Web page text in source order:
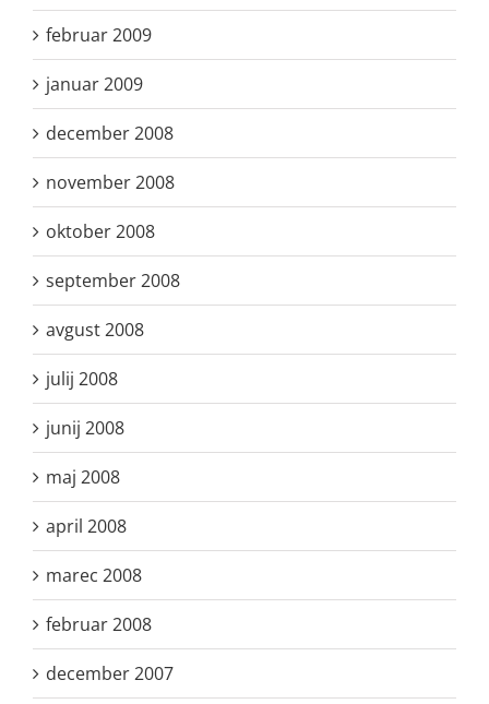
februar 2009
januar 2009
december 2008
november 2008
oktober 2008
september 2008
avgust 2008
julij 2008
junij 2008
maj 2008
april 2008
marec 2008
februar 2008
december 2007